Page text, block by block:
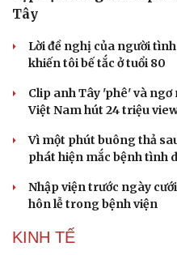
Tây
Lời đề nghị của người
khiến tôi bế tắc ở tuổi 80
Clip anh Tây 'phê' và
Việt Nam hút 24 triệu
Vì một phút buông thả
phát hiện mắc bệnh tình
Nhập viện trước ngày
hôn lễ trong bệnh viện
KINH TẾ